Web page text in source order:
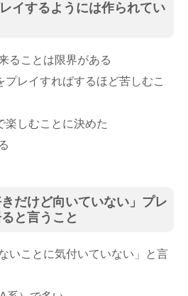
イするようには作られてい
ることは限界がある
レイすればするほど苦しむこ
楽しむことに決めた
だけど向いていない」プレ
と言うこと
いことに気付いていない」と言